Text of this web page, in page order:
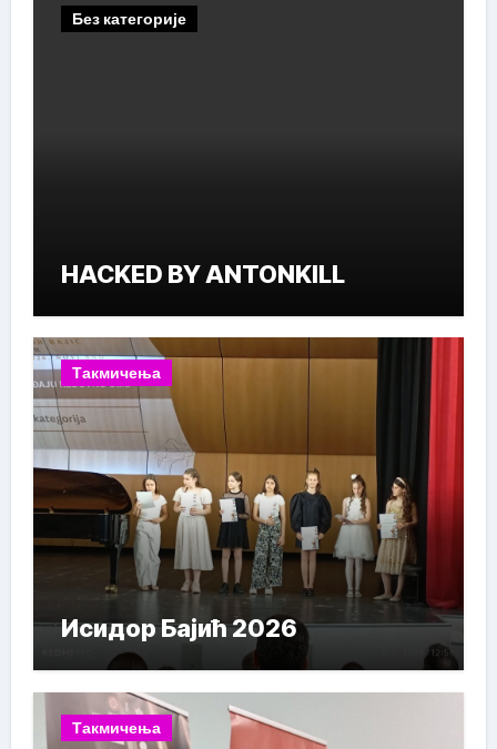
Без категорије
HACKED BY ANTONKILL
Такмичења
Исидор Бајић 2026
Такмичења